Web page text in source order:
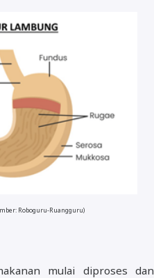
Roboguru-Ruangguru)
mulai diproses dan